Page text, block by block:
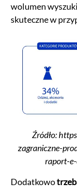
wolumen
skuteczne w
Źródło:
zagraniczne-
raport-
Dodatkowo